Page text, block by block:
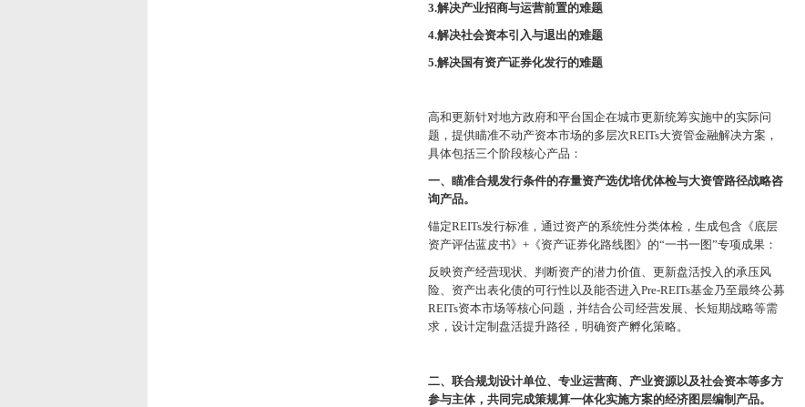
3.解决产业招商与运营前置的难题
4.解决社会资本引入与退出的难题
5.解决国有资产证券化发行的难题
高和更新针对地方政府和平台国企在城市更新统筹实施中的实际问
题，提供瞄准不动产资本市场的多层次REITs大资管金融解决方案，
具体包括三个阶段核心产品：
一、瞄准合规发行条件的存量资产选优培优体检与大资管路径战略咨
询产品。
锚定REITs发行标准，通过资产的系统性分类体检，生成包含《底层
资产评估蓝皮书》+《资产证券化路线图》的“一书一图”专项成果：
反映资产经营现状、判断资产的潜力价值、更新盘活投入的承压风
险、资产出表化债的可行性以及能否进入Pre-REITs基金乃至最终公募
REITs资本市场等核心问题，并结合公司经营发展、长短期战略等需
求，设计定制盘活提升路径，明确资产孵化策略。
二、联合规划设计单位、专业运营商、产业资源以及社会资本等多方
参与主体，共同完成策规算一体化实施方案的经济图层编制产品。